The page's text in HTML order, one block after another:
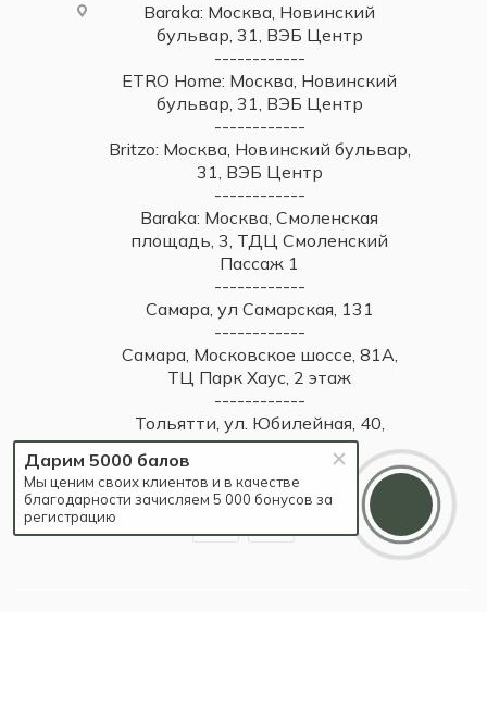
Baraka: Москва, Новинский
бульвар, 31, ВЭБ Центр
------------
ETRO Home: Москва, Новинский
бульвар, 31, ВЭБ Центр
------------
Britzo: Москва, Новинский бульвар,
31, ВЭБ Центр
------------
Baraka: Москва, Смоленская
площадь, 3, ТДЦ Смоленский
Пассаж 1
------------
Самара, ул Самарская, 131
------------
Самара, Московское шоссе, 81А,
ТЦ Парк Хаус, 2 этаж
------------
Тольятти, ул. Юбилейная, 40,
МТДЦ "Вега", 1 этаж
Дарим 5000 балов
Мы ценим своих клиентов и в качестве
благодарности зачисляем 5 000 бонусов за
регистрацию